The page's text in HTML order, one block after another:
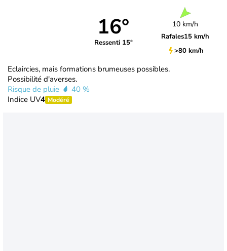
16°
Ressenti 15°
10 km/h
Rafales15 km/h
>80 km/h
Eclaircies, mais formations brumeuses possibles.
Possibilité d'averses.
Risque de pluie
40 %
Indice UV4 Modéré